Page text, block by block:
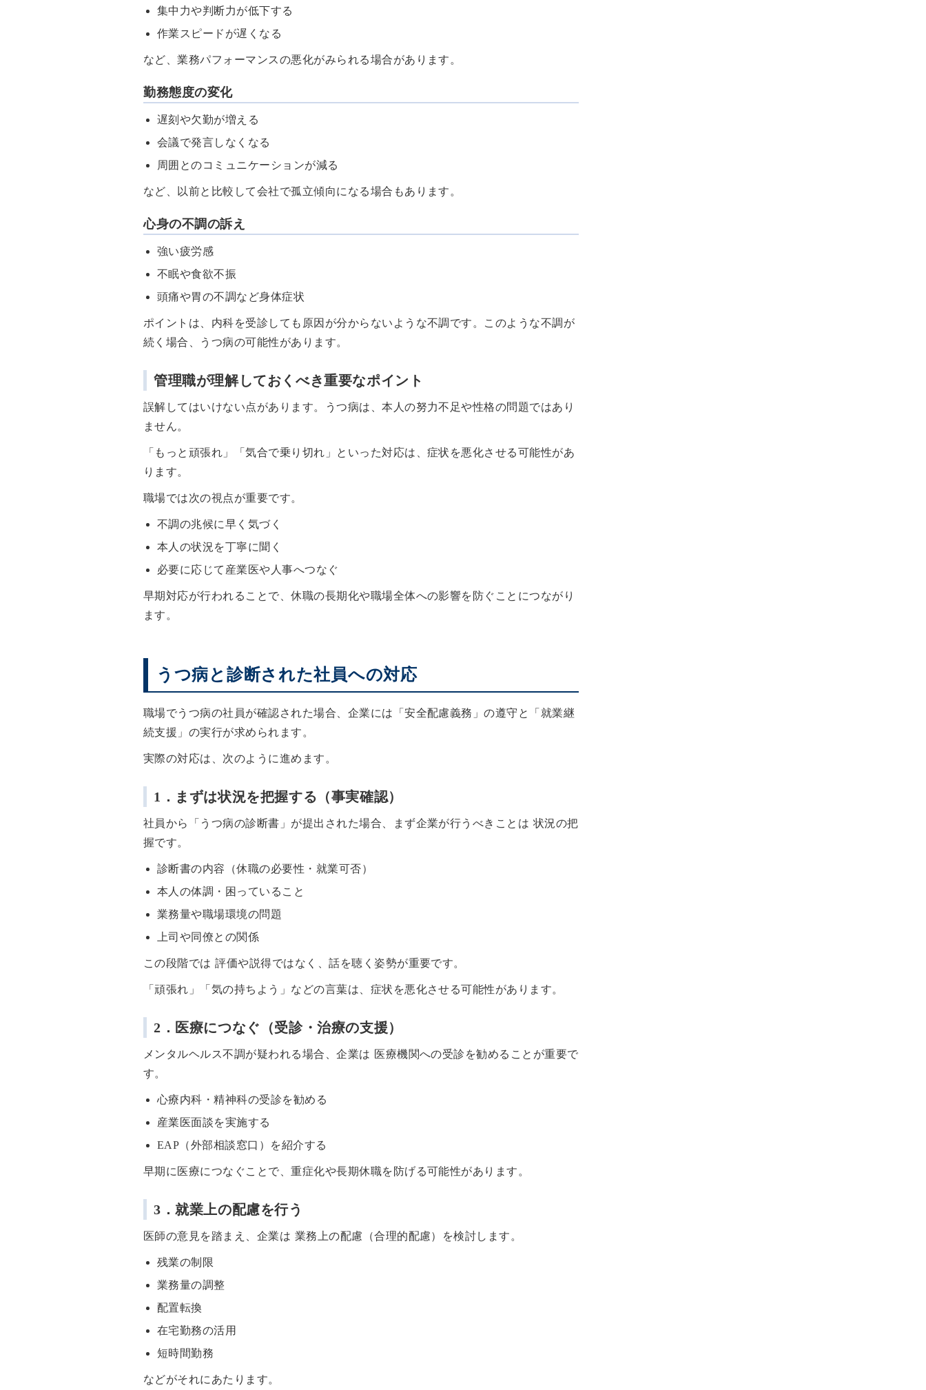
集中力や判断力が低下する
作業スピードが遅くなる
など、業務パフォーマンスの悪化がみられる場合があります。
勤務態度の変化
遅刻や欠勤が増える
会議で発言しなくなる
周囲とのコミュニケーションが減る
など、以前と比較して会社で孤立傾向になる場合もあります。
心身の不調の訴え
強い疲労感
不眠や食欲不振
頭痛や胃の不調など身体症状
ポイントは、内科を受診しても原因が分からないような不調です。このような不調が
続く場合、うつ病の可能性があります。
管理職が理解しておくべき重要なポイント
誤解してはいけない点があります。うつ病は、本人の努力不足や性格の問題ではあり
ません。
「もっと頑張れ」「気合で乗り切れ」といった対応は、症状を悪化させる可能性があ
ります。
職場では次の視点が重要です。
不調の兆候に早く気づく
本人の状況を丁寧に聞く
必要に応じて産業医や人事へつなぐ
早期対応が行われることで、休職の長期化や職場全体への影響を防ぐことにつながり
ます。
うつ病と診断された社員への対応
職場でうつ病の社員が確認された場合、企業には「安全配慮義務」の遵守と「就業継
続支援」の実行が求められます。
実際の対応は、次のように進めます。
1．まずは状況を把握する（事実確認）
社員から「うつ病の診断書」が提出された場合、まず企業が行うべきことは 状況の把
握です。
診断書の内容（休職の必要性・就業可否）
本人の体調・困っていること
業務量や職場環境の問題
上司や同僚との関係
この段階では 評価や説得ではなく、話を聴く姿勢が重要です。
「頑張れ」「気の持ちよう」などの言葉は、症状を悪化させる可能性があります。
2．医療につなぐ（受診・治療の支援）
メンタルヘルス不調が疑われる場合、企業は 医療機関への受診を勧めることが重要で
す。
心療内科・精神科の受診を勧める
産業医面談を実施する
EAP（外部相談窓口）を紹介する
早期に医療につなぐことで、重症化や長期休職を防げる可能性があります。
3．就業上の配慮を行う
医師の意見を踏まえ、企業は 業務上の配慮（合理的配慮）を検討します。
残業の制限
業務量の調整
配置転換
在宅勤務の活用
短時間勤務
などがそれにあたります。